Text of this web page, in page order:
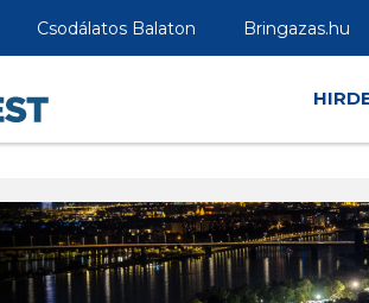
Csodálatos Balaton Bringazas.hu